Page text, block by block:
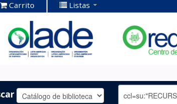
Carrito Listas